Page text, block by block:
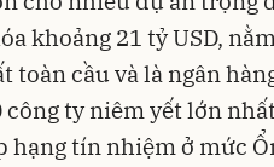
khoảng 21 tỷ USD,
toàn cầu và là ngân
ty niêm yết lớn
hạng tín nhiệm ở mức